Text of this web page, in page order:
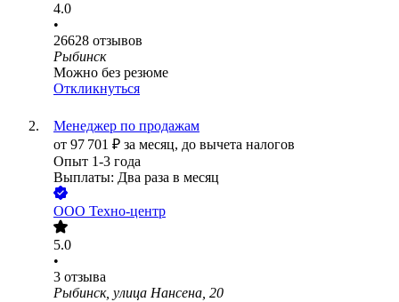
4.0
•
26628 отзывов
Рыбинск
Можно без резюме
Откликнуться
Менеджер по продажам
от 97 701 ₽ за месяц, до вычета налогов
Опыт 1-3 года
Выплаты: Два раза в месяц
ООО Техно-центр
5.0
•
3 отзыва
Рыбинск, улица Нансена, 20